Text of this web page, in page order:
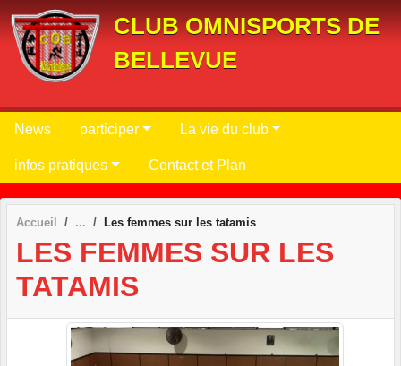
CLUB OMNISPORTS DE
BELLEVUE
News participer La vie du club
infos pratiques Contact et Plan
Accueil Les femmes sur les tatamis
LES FEMMES SUR LES
TATAMIS
Panneau de gestion des cookies